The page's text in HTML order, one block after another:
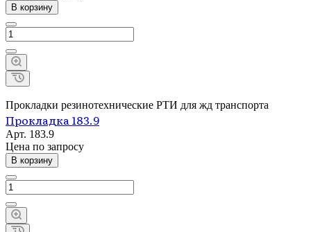
В корзину
Прокладки резинотехнические РТИ для жд транспорта
Прокладка 183.9
Арт. 183.9
Цена по запросу
В корзину